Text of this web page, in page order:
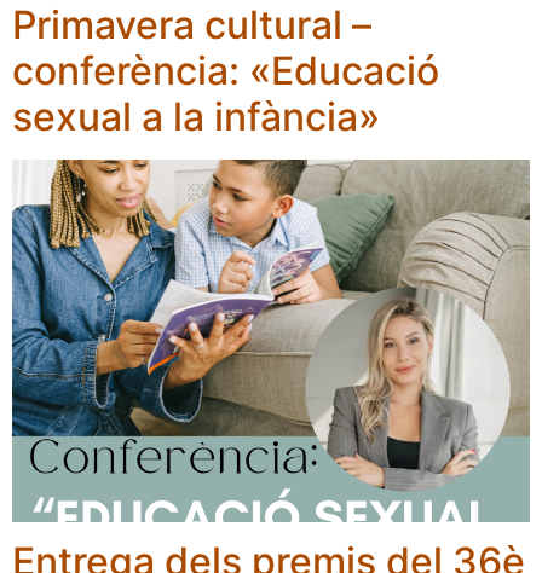
Primavera cultural –
conferència: «Educació
sexual a la infància»
Entrega dels premis del 36è